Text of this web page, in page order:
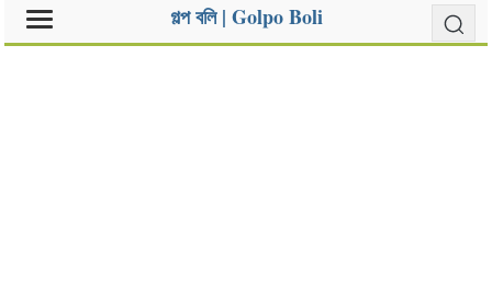
গল্প বলি | Golpo Boli